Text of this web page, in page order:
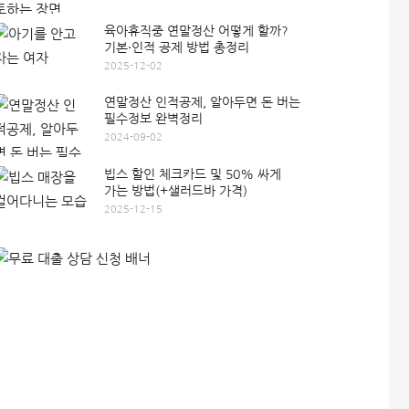
육아휴직중 연말정산 어떻게 할까?
기본·인적 공제 방법 총정리
2025-12-02
연말정산 인적공제, 알아두면 돈 버는
필수정보 완벽정리
2024-09-02
빕스 할인 체크카드 및 50% 싸게
가는 방법(+샐러드바 가격)
2025-12-15